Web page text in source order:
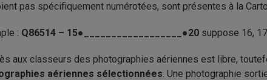
pas spécifiquement numérotées, sont présentes à la
: Q86514 – 15●__________________●20 suppose 16,
aux classeurs des photographies aériennes est libre,
aériennes sélectionnées . Une photographie